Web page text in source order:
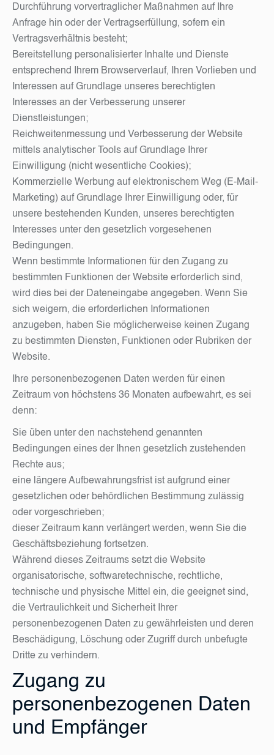
Durchführung vorvertraglicher Maßnahmen auf Ihre
Anfrage hin oder der Vertragserfüllung, sofern ein
Vertragsverhältnis besteht;
Bereitstellung personalisierter Inhalte und Dienste
entsprechend Ihrem Browserverlauf, Ihren Vorlieben und
Interessen auf Grundlage unseres berechtigten
Interesses an der Verbesserung unserer
Dienstleistungen;
Reichweitenmessung und Verbesserung der Website
mittels analytischer Tools auf Grundlage Ihrer
Einwilligung (nicht wesentliche Cookies);
Kommerzielle Werbung auf elektronischem Weg (E-Mail-
Marketing) auf Grundlage Ihrer Einwilligung oder, für
unsere bestehenden Kunden, unseres berechtigten
Interesses unter den gesetzlich vorgesehenen
Bedingungen.
Wenn bestimmte Informationen für den Zugang zu
bestimmten Funktionen der Website erforderlich sind,
wird dies bei der Dateneingabe angegeben. Wenn Sie
sich weigern, die erforderlichen Informationen
anzugeben, haben Sie möglicherweise keinen Zugang
zu bestimmten Diensten, Funktionen oder Rubriken der
Website.
Ihre personenbezogenen Daten werden für einen
Zeitraum von höchstens 36 Monaten aufbewahrt, es sei
denn:
Sie üben unter den nachstehend genannten
Bedingungen eines der Ihnen gesetzlich zustehenden
Rechte aus;
eine längere Aufbewahrungsfrist ist aufgrund einer
gesetzlichen oder behördlichen Bestimmung zulässig
oder vorgeschrieben;
dieser Zeitraum kann verlängert werden, wenn Sie die
Geschäftsbeziehung fortsetzen.
Während dieses Zeitraums setzt die Website
organisatorische, softwaretechnische, rechtliche,
technische und physische Mittel ein, die geeignet sind,
die Vertraulichkeit und Sicherheit Ihrer
personenbezogenen Daten zu gewährleisten und deren
Beschädigung, Löschung oder Zugriff durch unbefugte
Dritte zu verhindern.
Zugang zu
personenbezogenen Daten
und Empfänger